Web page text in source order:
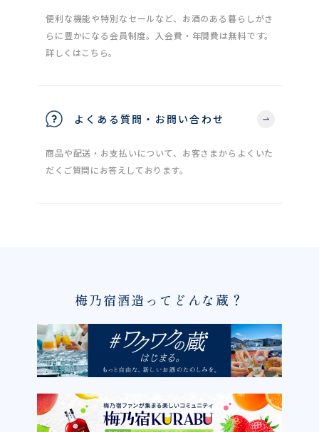
便利な機能や特別なセールなど、お酒のある暮らしがさ
らに豊かになる会員制度。入会費・年間費は無料です。
詳しくはこちら。
よくある質問・お問い合わせ
商品や配送・お支払いについて、お客さまからよくいた
だくご質問にお答えしております。
梅乃宿酒造ってどんな蔵？